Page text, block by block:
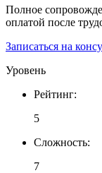
Полное
оплатой после
Записаться на
Уровень
Рейтинг:
5
Сложность:
7